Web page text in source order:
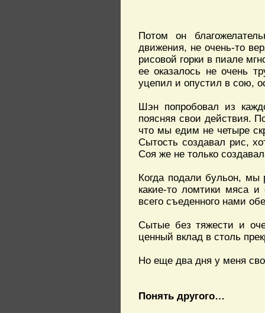
Потом он
движения, не очень-то
рисовой горки в пиале
ее оказалось не очень
уцепил и опустил в сою,
Шэн попробовал из
поясняя свои действия.
что мы едим не четыре
Сытость создавал рис,
Соя же не только
Когда подали бульон, мы
какие-то ломтики мяса
всего съеденного нами
Сытые без тяжести и
ценный вклад в столь
Но еще два дня у меня
Понять другого…